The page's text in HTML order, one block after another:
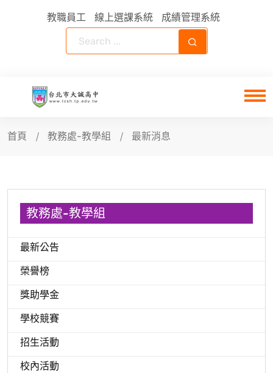
教職員工 線上選課系統 成績管理系統
首頁 教務處-教學組 最新消息
教務處-教學組
最新公告
榮譽榜
獎助學金
學校競賽
招生活動
校內活動